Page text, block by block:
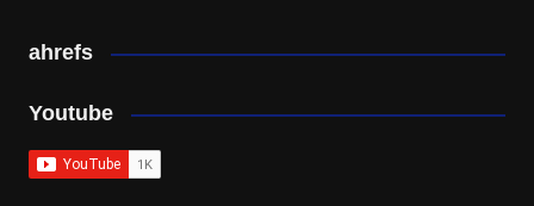
ahrefs
Youtube